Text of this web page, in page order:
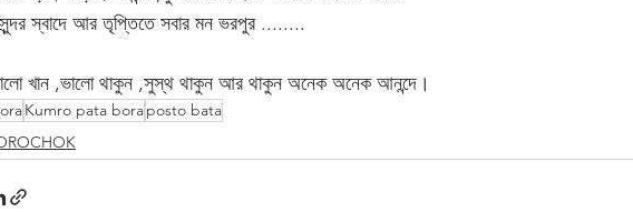
স্বাদে আর তৃপ্তিতে সবার মন ভরপুর ........
খান ,ভালো থাকুন ,সুস্থ থাকুন আর থাকুন অনেক অনেক আনন্দে।
Kumro pata boraposto bata